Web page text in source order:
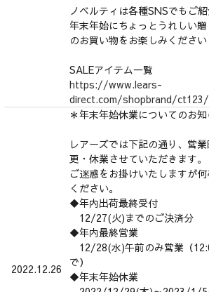
ノベルティは各種SNSでもご紹
年末年始にちょっとうれしい贈
のお買い物をお楽しみくださ
SALEアイテム一覧
https://www.lears-
direct.com/shopbrand/ct123/
2022.12.26
＊年末年始休業についてのお知
レアーズでは下記の通り、営
更・休業させていただきます。
ご迷惑をお掛けいたしますが
ください。
◆年内出荷最終受付
12/27(火)までのご決済分
◆年内最終営業
12/28(水)午前のみ営業（
で）
◆年末年始休業